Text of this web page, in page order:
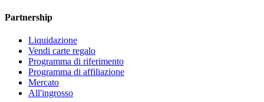
Partnership
Liquidazione
Vendi carte regalo
Programma di riferimento
Programma di affiliazione
Mercato
All'ingrosso